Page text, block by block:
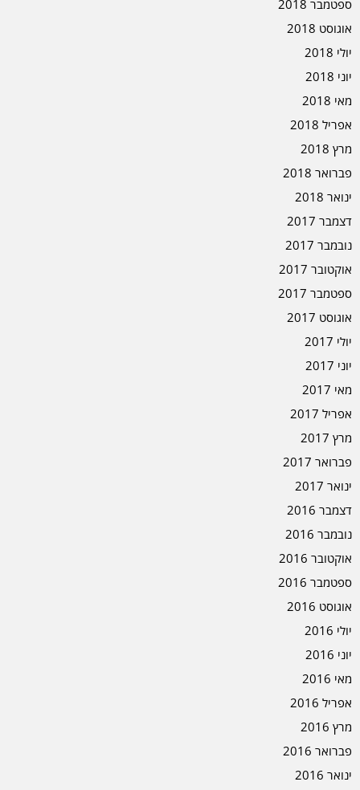
ספטמבר 2018
אוגוסט 2018
יולי 2018
יוני 2018
מאי 2018
אפריל 2018
מרץ 2018
פברואר 2018
ינואר 2018
דצמבר 2017
נובמבר 2017
אוקטובר 2017
ספטמבר 2017
אוגוסט 2017
יולי 2017
יוני 2017
מאי 2017
אפריל 2017
מרץ 2017
פברואר 2017
ינואר 2017
דצמבר 2016
נובמבר 2016
אוקטובר 2016
ספטמבר 2016
אוגוסט 2016
יולי 2016
יוני 2016
מאי 2016
אפריל 2016
מרץ 2016
פברואר 2016
ינואר 2016